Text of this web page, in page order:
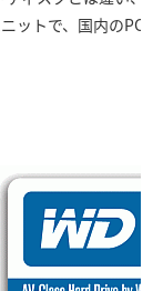
ットで、国内のPC